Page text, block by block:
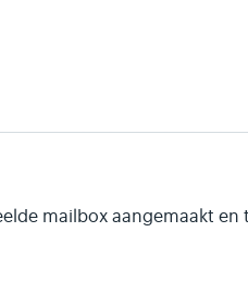
mailbox aangemaakt en